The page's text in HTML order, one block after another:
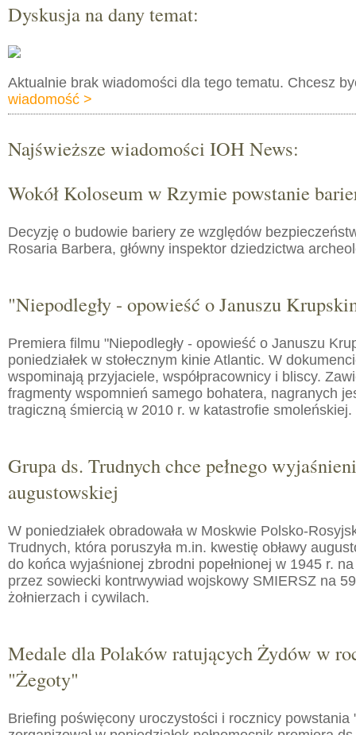
Dyskusja na dany temat:
Aktualnie brak wiadomości dla tego tematu. Chcesz
wiadomość >
Najświeższe wiadomości IOH News:
Wokół Koloseum w Rzymie powstanie
Decyzję o budowie bariery ze względów
Rosaria Barbera, główny inspektor dziedzictwa
"Niepodległy - opowieść o Januszu
Premiera filmu "Niepodległy - opowieść o Januszu
poniedziałek w stołecznym kinie Atlantic. W
wspominają przyjaciele, współpracownicy i bliscy.
fragmenty wspomnień samego bohatera, nagranych
tragiczną śmiercią w 2010 r. w katastrofie smoleńskiej.
Grupa ds. Trudnych chce pełnego
augustowskiej
W poniedziałek obradowała w Moskwie Polsko-
Trudnych, która poruszyła m.in. kwestię obławy
do końca wyjaśnionej zbrodni popełnionej w 1945 r.
przez sowiecki kontrwywiad wojskowy SMIERSZ na
żołnierzach i cywilach.
Medale dla Polaków ratujących Żydów w
"Żegoty"
Briefing poświęcony uroczystości i rocznicy powstania